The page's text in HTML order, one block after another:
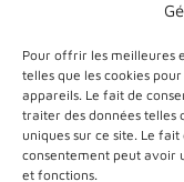
Pour offrir les meilleures
telles que les cookies
appareils. Le fait de
traiter des données telles
uniques sur ce site. Le
consentement peut avoir
et fonctions.
Suivez nous sur
LinkedIn
X Facebook
Le bâtiment et les
l’Union Européenne